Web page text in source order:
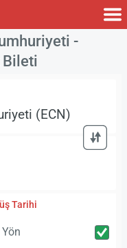
-
Bileti
Tarihi